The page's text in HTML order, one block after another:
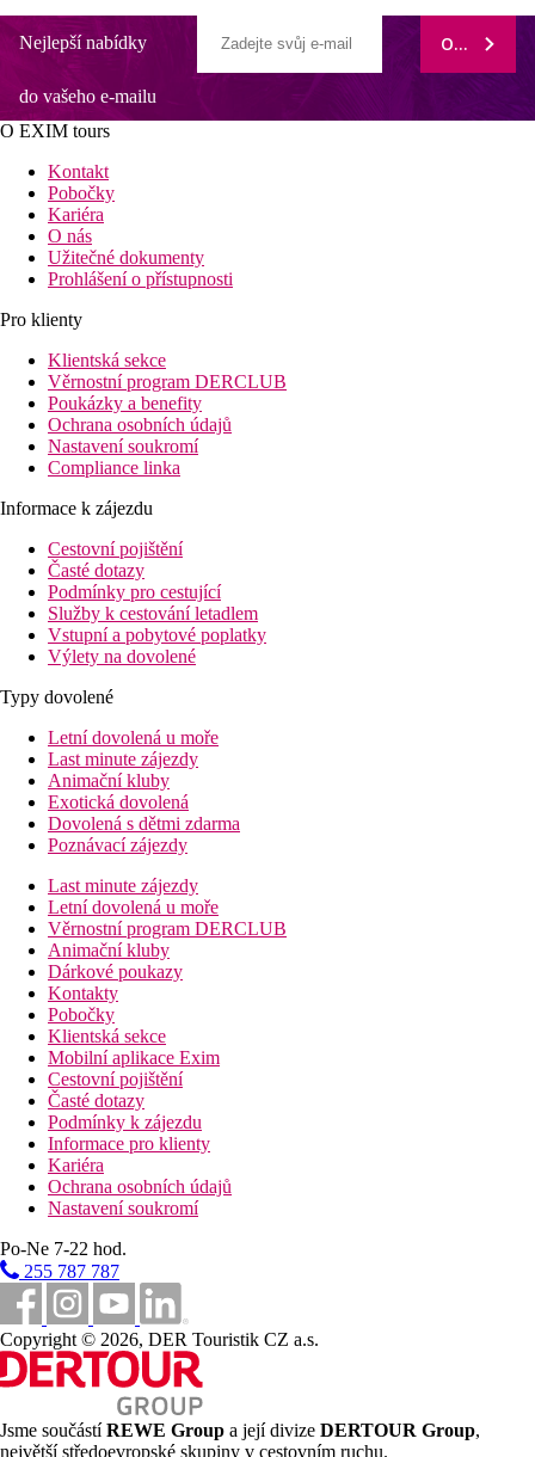
Nejlepší nabídky
do vašeho e-mailu
ODEBÍRAT
O EXIM tours
Kontakt
Pobočky
Kariéra
O nás
Užitečné dokumenty
Prohlášení o přístupnosti
Pro klienty
Klientská sekce
Věrnostní program DERCLUB
Poukázky a benefity
Ochrana osobních údajů
Nastavení soukromí
Compliance linka
Informace k zájezdu
Cestovní pojištění
Časté dotazy
Podmínky pro cestující
Služby k cestování letadlem
Vstupní a pobytové poplatky
Výlety na dovolené
Typy dovolené
Letní dovolená u moře
Last minute zájezdy
Animační kluby
Exotická dovolená
Dovolená s dětmi zdarma
Poznávací zájezdy
Last minute zájezdy
Letní dovolená u moře
Věrnostní program DERCLUB
Animační kluby
Dárkové poukazy
Kontakty
Pobočky
Klientská sekce
Mobilní aplikace Exim
Cestovní pojištění
Časté dotazy
Podmínky k zájezdu
Informace pro klienty
Kariéra
Ochrana osobních údajů
Nastavení soukromí
Po-Ne 7-22 hod.
255 787 787
Copyright © 2026, DER Touristik CZ a.s.
Jsme součástí REWE Group a její divize DERTOUR Group,
největší středoevropské skupiny v cestovním ruchu.